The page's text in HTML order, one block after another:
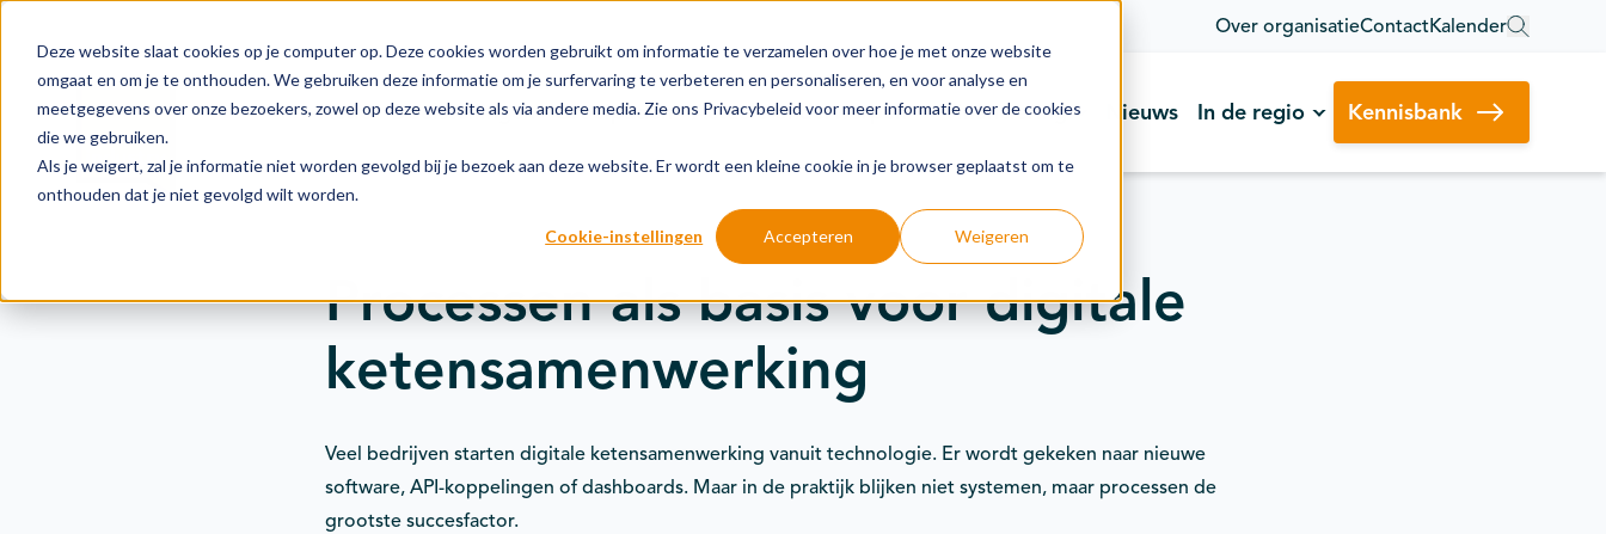
Deze website slaat cookies op je computer op. Deze cookies worden gebruikt om informatie te verzamelen over hoe je met onze website
omgaat en om je te onthouden. We gebruiken deze informatie om je surfervaring te verbeteren en personaliseren, en voor analyse en
meetgegevens over onze bezoekers, zowel op deze website als via andere media. Zie ons Privacybeleid voor meer informatie over de cookies
die we gebruiken.
Als je weigert, zal je informatie niet worden gevolgd bij je bezoek aan deze website. Er wordt een kleine cookie in je browser geplaatst om te
onthouden dat je niet gevolgd wilt worden.
Cookie-instellingen Accepteren Weigeren
Over organisatieContactKalender
Actie Doelstellingen Groeipaden Actuele onderwerpen Financiering Nieuws In de regio Kennisbank
Processen als basis voor digitale
ketensamenwerking
Veel bedrijven starten digitale ketensamenwerking vanuit technologie. Er wordt gekeken naar nieuwe
software, API-koppelingen of dashboards. Maar in de praktijk blijken niet systemen, maar processen de
grootste succesfactor.